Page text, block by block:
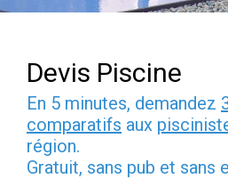
Devis Piscine
En 5 minutes, demandez
comparatifs aux
région.
Gratuit, sans pub et sans